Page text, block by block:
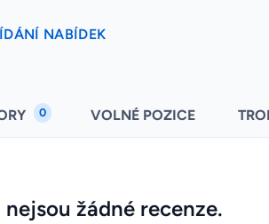
NABÍDEK
0 VOLNÉ POZICE
žádné recenze.